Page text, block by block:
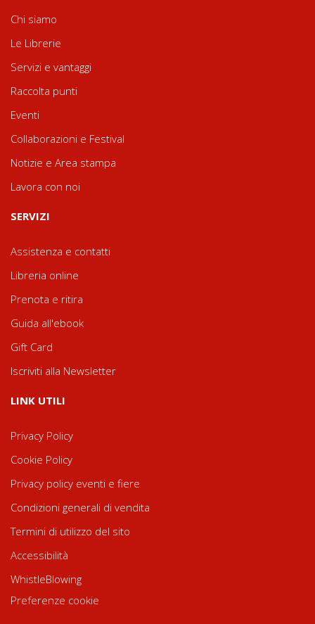
Chi siamo
Le Librerie
Servizi e vantaggi
Raccolta punti
Eventi
Collaborazioni e Festival
Notizie e Area stampa
Lavora con noi
SERVIZI
Assistenza e contatti
Libreria online
Prenota e ritira
Guida all'ebook
Gift Card
Iscriviti alla Newsletter
LINK UTILI
Privacy Policy
Cookie Policy
Privacy policy eventi e fiere
Condizioni generali di vendita
Termini di utilizzo del sito
Accessibilità
WhistleBlowing
Preferenze cookie